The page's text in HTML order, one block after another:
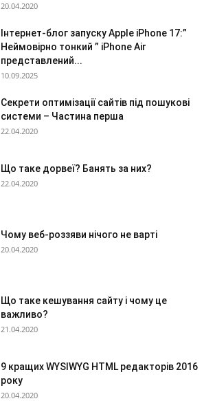
20.04.2020
Інтернет-блог запуску Apple iPhone 17:”
Неймовірно тонкий ” iPhone Air
представлений...
10.09.2025
Секрети оптимізації сайтів під пошукові
системи – Частина перша
22.04.2020
Що таке дорвеї? Банять за них?
22.04.2020
Чому веб-роззяви нічого не варті
20.04.2020
Що таке кешування сайту і чому це
важливо?
21.04.2020
9 кращих WYSIWYG HTML редакторів 2016
року
20.04.2020